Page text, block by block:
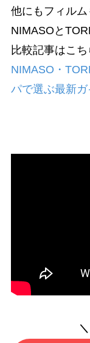
他にもフィル
NIMASOと
比較記事はこち
NIMASO・
パで選ぶ最新ガ